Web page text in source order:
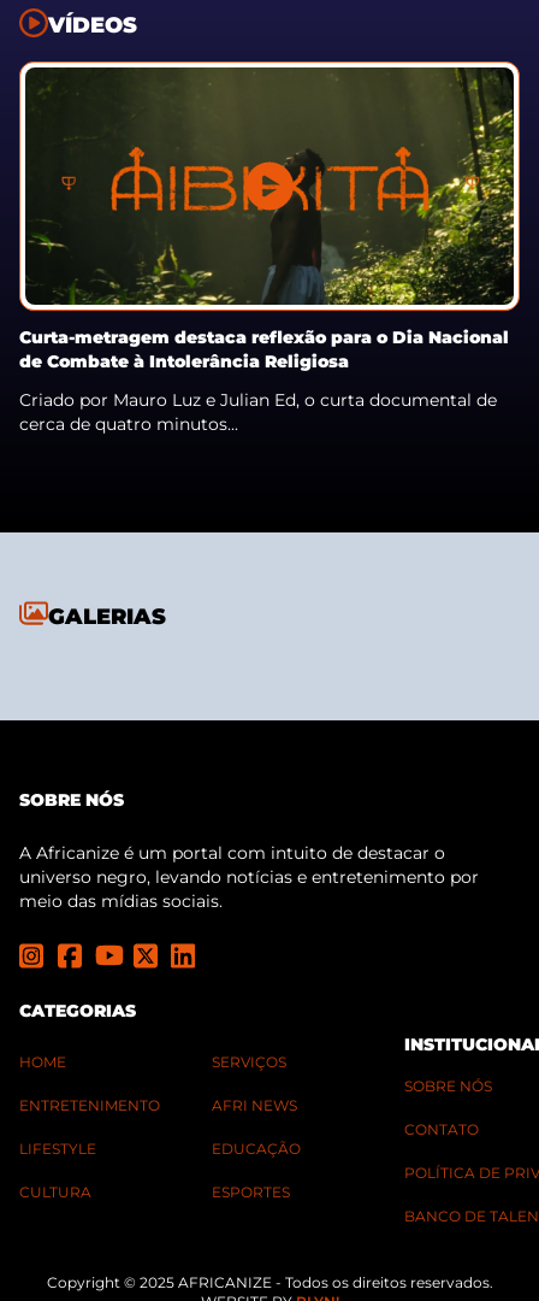
VÍDEOS
Curta-metragem destaca reflexão para o Dia Nacional
de Combate à Intolerância Religiosa
Criado por Mauro Luz e Julian Ed, o curta documental de
cerca de quatro minutos...
GALERIAS
SOBRE NÓS
A Africanize é um portal com intuito de destacar o
universo negro, levando notícias e entretenimento por
meio das mídias sociais.
CATEGORIAS
HOME
ENTRETENIMENTO
LIFESTYLE
CULTURA
SERVIÇOS
AFRI NEWS
EDUCAÇÃO
ESPORTES
SOBRE NÓS
CONTATO
POLÍTICA DE
BANCO DE
Copyright © 2025 AFRICANIZE - Todos os direitos reservados.